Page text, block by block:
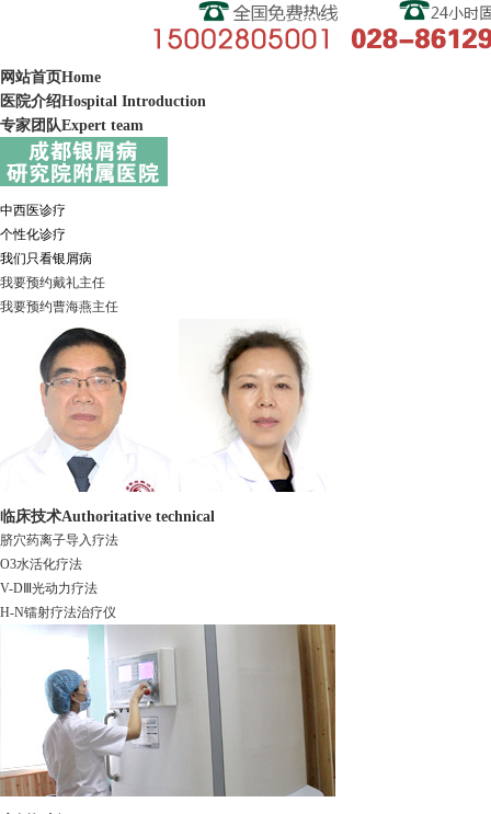
网站首页Home
医院介绍Hospital Introduction
专家团队Expert team
中西医诊疗
个性化诊疗
我们只看银屑病
我要预约戴礼主任
我要预约曹海燕主任
临床技术Authoritative technical
脐穴药离子导入疗法
O3水活化疗法
V-DⅢ光动力疗法
H-N镭射疗法治疗仪